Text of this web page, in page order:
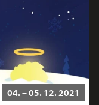
04. – 05. 12. 2021